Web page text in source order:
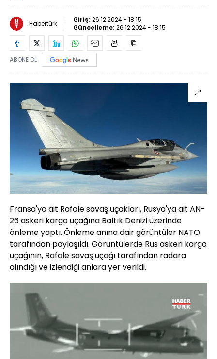
Habertürk Giriş: 26.12.2024 - 18:15
Güncelleme: 26.12.2024 - 18:15
ABONE OL
Fransa'ya ait Rafale savaş uçakları, Rusya'ya ait AN-
26 askeri kargo uçağına Baltık Denizi üzerinde
önleme yaptı. Önleme anına dair görüntüler NATO
tarafından paylaşıldı. Görüntülerde Rus askeri kargo
uçağının, Rafale savaş uçağı tarafından radara
alındığı ve izlendiği anlara yer verildi.